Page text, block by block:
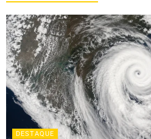
DESTAQUE